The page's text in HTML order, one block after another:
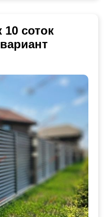
10 соток